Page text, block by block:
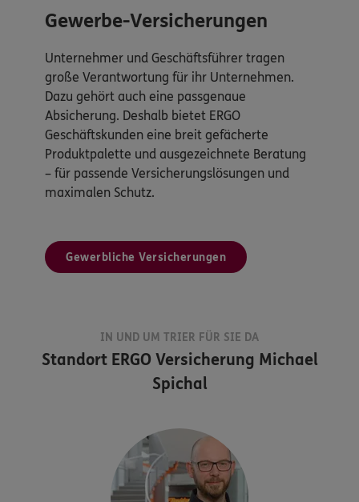
Gewerbe-Versicherungen
Unternehmer und Geschäftsführer tragen
große Verantwortung für ihr Unternehmen.
Dazu gehört auch eine passgenaue
Absicherung. Deshalb bietet ERGO
Geschäftskunden eine breit gefächerte
Produktpalette und ausgezeichnete Beratung
– für passende Versicherungslösungen und
maximalen Schutz.
Gewerbliche Versicherungen
IN UND UM TRIER FÜR SIE DA
Standort ERGO Versicherung Michael
Spichal